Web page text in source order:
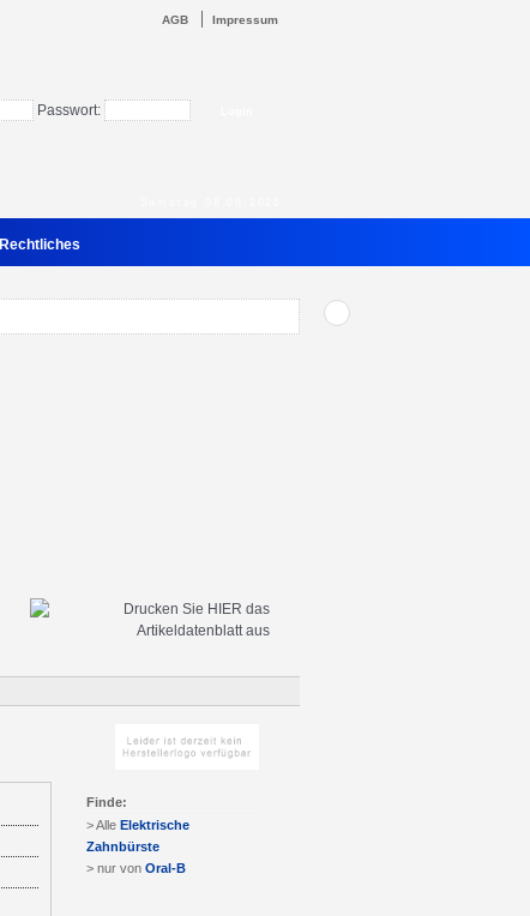
AGB Impressum
Passwort:
Rechtliches
Finde:
> Alle Elektrische
Zahnbürste
> nur von Oral-B